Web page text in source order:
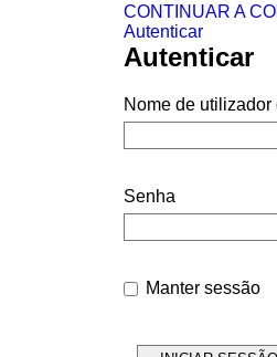
CONTINUAR A
Autenticar
Autenticar
Nome de utilizador
Senha
Manter sessão